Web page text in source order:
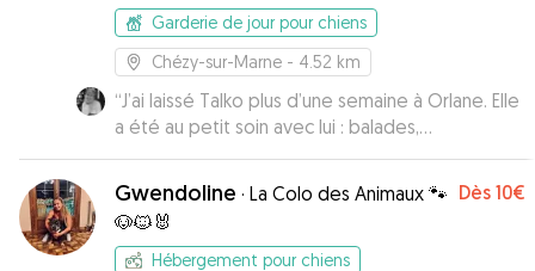
Garderie de jour pour chiens
Chézy-sur-Marne - 4.52 km
“J’ai laissé Talko plus d’une semaine à Orlane. Elle
a été au petit soin avec lui : balades,
gourmandises etc. Elle m’a également envoyé
pleins de photos pour me tenir informée. Si vous
voulez que votre toutou soit à l’aise lors de vos
absences, n’hésitez pas une seule seconde à
confier sa garde à Orlane ☺️ ”
Gwendoline · La Colo des Animaux 🐾
🐶🐱🐰
Dès 10€
Hébergement pour chiens